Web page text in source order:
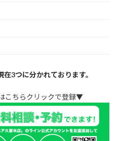
3つに分かれております。
こちらクリックで登録▼